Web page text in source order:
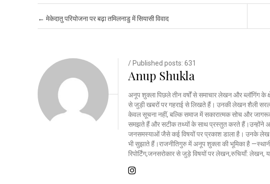
Post navigation
← मेकेदातु परियोजना पर बढ़ा तमिलनाडु में सियासी विवाद
/ Published posts: 631
Anup Shukla
अनूप शुक्ला पिछले तीन वर्षों से समाचार लेखन और ब्लॉगिंग
से जुड़ी खबरों पर गहराई से लिखते हैं। उनकी लेखन शैली
केवल सूचना नहीं, बल्कि समाज में सकारात्मक सोच और
समझते हैं और सटीक तथ्यों के साथ प्रस्तुत करते हैं।उन्होंने
जनसमस्याओं जैसे कई विषयों पर प्रकाश डाला है। उनके लेख न
भी सुझाते हैं।राजनीतिगुरु में अनूप शुक्ला की भूमिका है
रिपोर्टिंग,जनसरोकार से जुड़े विषयों पर लेखन,रुचियाँ: लेखन,